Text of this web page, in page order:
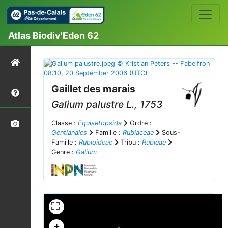
Atlas Biodiv'Eden 62
Gaillet des marais
Galium palustre L., 1753
Classe : Equisetopsida
Ordre :
Gentianales
Famille : Rubiaceae
Sous-
Famille : Rubioideae Tribu : Rubieae
Genre : Galium